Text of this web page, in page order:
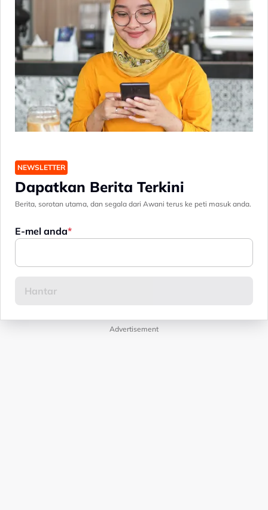
NEWSLETTER
Dapatkan Berita Terkini
Berita, sorotan utama, dan segala dari Awani terus ke peti masuk anda.
E-mel anda
Advertisement